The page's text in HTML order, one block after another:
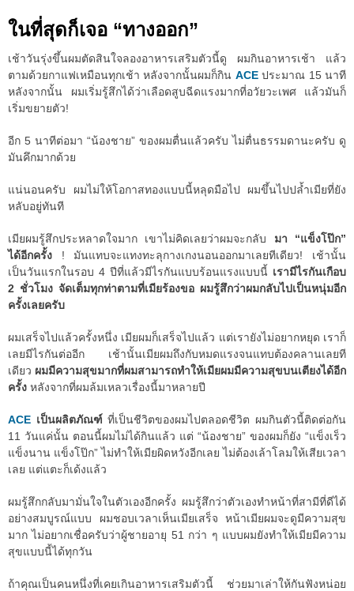
ในที่สุดก็เจอ “ทางออก”
เช้าวันรุ่งขึ้นผมตัดสินใจลองอาหารเสริมตัวนี้ดู ผมกินอาหารเช้า แล้ว
ตามด้วยกาแฟเหมือนทุกเช้า หลังจากนั้นผมก็กิน ACEประมาณ 15 นาที
หลังจากนั้น ผมเริ่มรู้สึกได้ว่าเลือดสูบฉีดแรงมากที่อวัยวะเพศ แล้วมันก็
เริ่มขยายตัว!
อีก 5 นาทีต่อมา “น้องชาย” ของผมตื่นแล้วครับ ไม่ตื่นธรรมดานะครับ ดู
มันคึกมากด้วย
แน่นอนครับ ผมไม่ให้โอกาสทองแบบนี้หลุดมือไป ผมขึ้นไปปล้ำเมียที่ยัง
หลับอยู่ทันที
เมียผมรู้สึกประหลาดใจมาก เขาไม่คิดเลยว่าผมจะกลับ มา “แข็งโป๊ก”
ได้อีกครั้ง ! มันแทบจะแทงทะลุกางเกงนอนออกมาเลยทีเดียว! เช้านั้น
เป็นวันแรกในรอบ 4 ปีที่แล้วมีไรกันแบบร้อนแรงแบบนี้ เรามีไรกันเกือบ
2 ชั่วโมง จัดเต็มทุกท่าตามที่เมียร้องขอ ผมรู้สึกว่าผมกลับไปเป็นหนุ่มอีก
ครั้งเลยครับ
ผมเสร็จไปแล้วครั้งหนึ่ง เมียผมก็เสร็จไปแล้ว แต่เรายังไม่อยากหยุด เราก็
เลยมีไรกันต่ออีก เช้านั้นเมียผมถึงกับหมดแรงจนแทบต้องคลานเลยที
เดียว ผมมีความสุขมากที่ผมสามารถทำให้เมียผมมีความสุขบนเตียงได้อีก
ครั้ง หลังจากที่ผมล้มเหลวเรื่องนี้มาหลายปี
ACE เป็นผลิตภัณฑ์ที่เป็นชีวิตของผมไปตลอดชีวิต ผมกินตัวนี้ติดต่อกัน
11 วันแค่นั้น ตอนนี้ผมไม่ได้กินแล้ว แต่ “น้องชาย” ของผมก็ยัง “แข็งเร็ว
แข็งนาน แข็งโป๊ก” ไม่ทำให้เมียผิดหวังอีกเลย ไม่ต้องเล้าโลมให้เสียเวลา
เลย แต่แตะก็เด้งแล้ว
ผมรู้สึกกลับมามั่นใจในตัวเองอีกครั้ง ผมรู้สึกว่าตัวเองทำหน้าที่สามีที่ดีได้
อย่างสมบูรณ์แบบ ผมชอบเวลาเห็นเมียเสร็จ หน้าเมียผมจะดูมีความสุข
มาก ไม่อยากเชื่อครับว่าผู้ชายอายุ 51 กว่า ๆ แบบผมยังทำให้เมียมีความ
สุขแบบนี้ได้ทุกวัน
ถ้าคุณเป็นคนหนึ่งที่เคยเกินอาหารเสริมตัวนี้ ช่วยมาเล่าให้กันฟังหน่อย